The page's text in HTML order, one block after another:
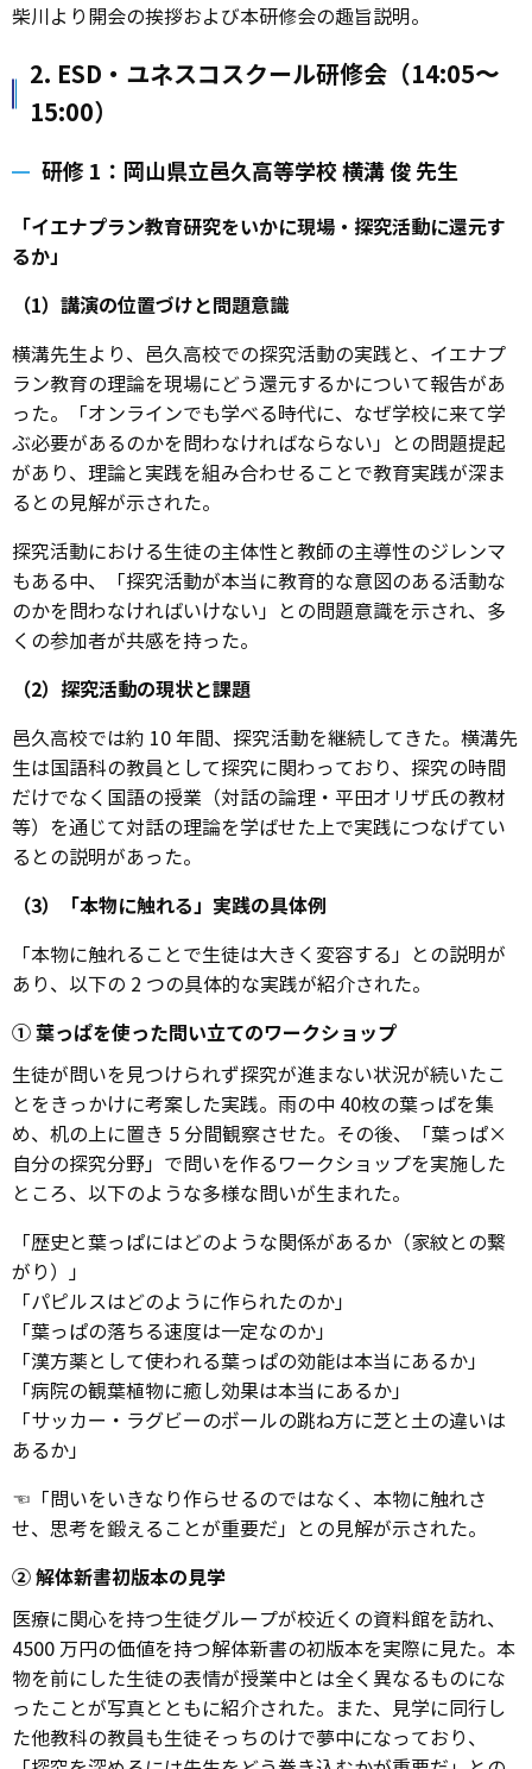
柴川より開会の挨拶および本研修会の趣旨説明。
2. ESD・ユネスコスクール研修会（14:05〜
15:00）
研修 1：岡山県立邑久高等学校 横溝 俊 先生
「イエナプラン教育研究をいかに現場・探究活動に還元す
るか」
（1）講演の位置づけと問題意識
横溝先生より、邑久高校での探究活動の実践と、イエナプ
ラン教育の理論を現場にどう還元するかについて報告があ
った。「オンラインでも学べる時代に、なぜ学校に来て学
ぶ必要があるのかを問わなければならない」との問題提起
があり、理論と実践を組み合わせることで教育実践が深ま
るとの見解が示された。
探究活動における生徒の主体性と教師の主導性のジレンマ
もある中、「探究活動が本当に教育的な意図のある活動な
のかを問わなければいけない」との問題意識を示され、多
くの参加者が共感を持った。
（2）探究活動の現状と課題
邑久高校では約 10 年間、探究活動を継続してきた。横溝先
生は国語科の教員として探究に関わっており、探究の時間
だけでなく国語の授業（対話の論理・平田オリザ氏の教材
等）を通じて対話の理論を学ばせた上で実践につなげてい
るとの説明があった。
（3）「本物に触れる」実践の具体例
「本物に触れることで生徒は大きく変容する」との説明が
あり、以下の 2 つの具体的な実践が紹介された。
① 葉っぱを使った問い立てのワークショップ
生徒が問いを見つけられず探究が進まない状況が続いたこ
とをきっかけに考案した実践。雨の中 40枚の葉っぱを集
め、机の上に置き 5 分間観察させた。その後、「葉っぱ×
自分の探究分野」で問いを作るワークショップを実施した
ところ、以下のような多様な問いが生まれた。
「歴史と葉っぱにはどのような関係があるか（家紋との繋
がり）」
「パピルスはどのように作られたのか」
「葉っぱの落ちる速度は一定なのか」
「漢方薬として使われる葉っぱの効能は本当にあるか」
「病院の観葉植物に癒し効果は本当にあるか」
「サッカー・ラグビーのボールの跳ね方に芝と土の違いは
あるか」
☜「問いをいきなり作らせるのではなく、本物に触れさ
せ、思考を鍛えることが重要だ」との見解が示された。
② 解体新書初版本の見学
医療に関心を持つ生徒グループが校近くの資料館を訪れ、
4500 万円の価値を持つ解体新書の初版本を実際に見た。本
物を前にした生徒の表情が授業中とは全く異なるものにな
ったことが写真とともに紹介された。また、見学に同行し
た他教科の教員も生徒そっちのけで夢中になっており、